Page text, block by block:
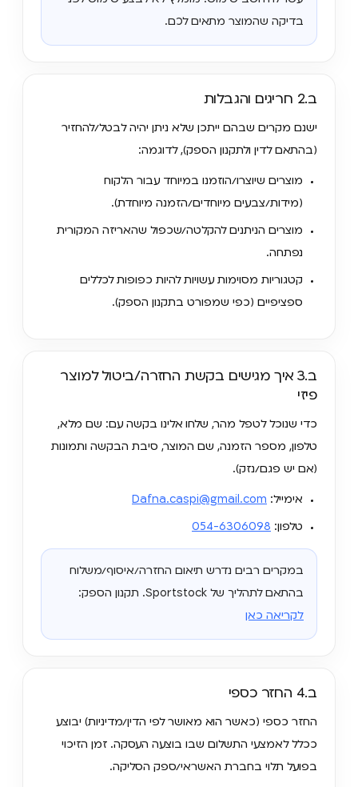
בדיקה שהמוצר מתאים לכם.
ב.2 חריגים והגבלות
ישנם מקרים שבהם ייתכן שלא ניתן יהיה לבטל/להחזיר
(בהתאם לדין ולתקנון הספק), לדוגמה:
מוצרים שיוצרו/הוזמנו במיוחד עבור הלקוח
(מידות/צבעים מיוחדים/הזמנה מיוחדת).
מוצרים הניתנים להקלטה/שכפול שהאריזה המקורית
נפתחה.
קטגוריות מסוימות עשויות להיות כפופות לכללים
ספציפיים (כפי שמפורט בתקנון הספק).
ב.3 איך מגישים בקשת החזרה/ביטול למוצר
פיזי
כדי שנוכל לטפל מהר, שלחו אלינו בקשה עם: שם מלא,
טלפון, מספר הזמנה, שם המוצר, סיבת הבקשה ותמונות
(אם יש פגם/נזק).
אימייל: Dafna.caspi@gmail.com
טלפון: 054-6306098
במקרים רבים נדרש תיאום החזרה/איסוף/משלוח
בהתאם לתהליך של Sportstock. תקנון הספק:
לקריאה כאן
ב.4 החזר כספי
החזר כספי (כאשר הוא מאושר לפי הדין/מדיניות) יבוצע
ככלל לאמצעי התשלום שבו בוצעה העסקה. זמן הזיכוי
בפועל תלוי בחברת האשראי/ספק הסליקה.